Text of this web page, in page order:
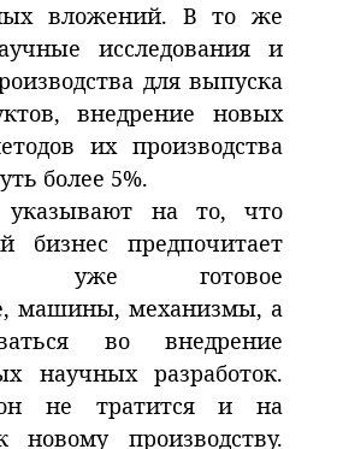
вложений. В то же
исследования и
для выпуска
внедрение новых
их производства
более 5%.
на то, что
бизнес предпочитает
уже готовое
машины, механизмы, а
во внедрение
научных разработок.
не тратится и на
новому производству.